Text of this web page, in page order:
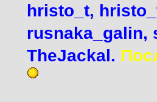
hristo_t,
rusnaka_galin,
TheJackal.